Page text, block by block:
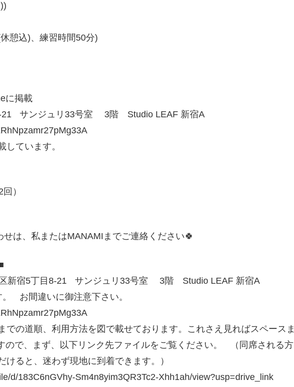
憩込)、練習時間50分)
に掲載
21 サンジュリ33号室 3階 Studio LEAF 新宿A
ています。
）
せは、私またはMANAMIまでご連絡ください🍀
新宿5丁目8-21 サンジュリ33号室 3階 Studio LEAF 新宿A
お間違いに御注意下さい。
での道順、利用方法を図で載せております。これさえ見ればスペースま
で、まず、以下リンク先ファイルをご覧ください。 （同席される方
けると、迷わず現地に到着できます。）
d/183C6nGVhy-Sm4n8yim3QR3Tc2-Xhh1ah/view?usp=drive_link